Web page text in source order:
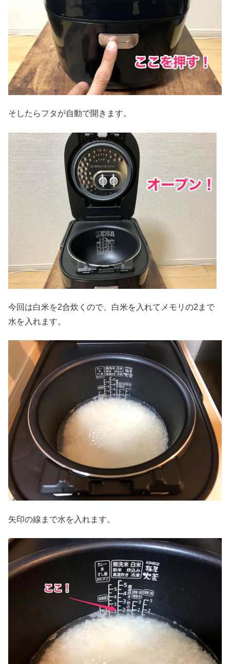
そしたらフタが自動で開きます。
今回は白米を2合炊くので、白米を入れてメモリの2まで
水を入れます。
矢印の線まで水を入れます。